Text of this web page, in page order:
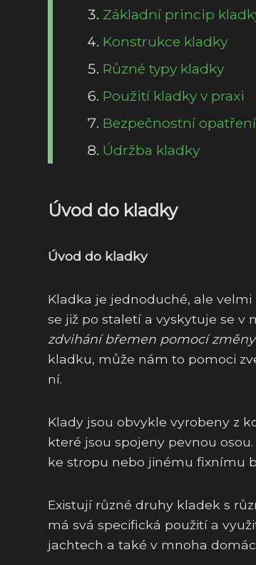
Základní princip
Konstrukce kladky
Různé typy kladky
Použití kladky v praxi
Bezpečnostní
Údržba kladky
Úvod do kladky
Úvod do kladky
Kladka je jednoduché, ale
se již po staletí a vyskytuje se v
zdvihání břemen pomocí
kladku, může nám to pomoci
ní.
Klady jsou obvykle vyrobeny z
které jsou spojeny pevnou
ke stropu nebo jinému fixnímu
Existují různé druhy kladek s
má svá specifická použití a
jachtech a také v mnoha